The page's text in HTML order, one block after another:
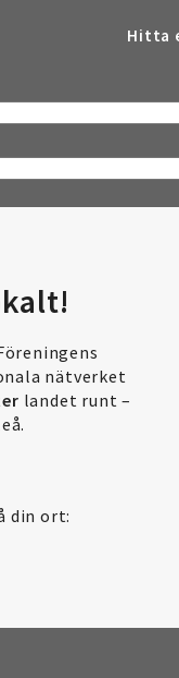
Hitta
nätverket
landet runt –
din ort: